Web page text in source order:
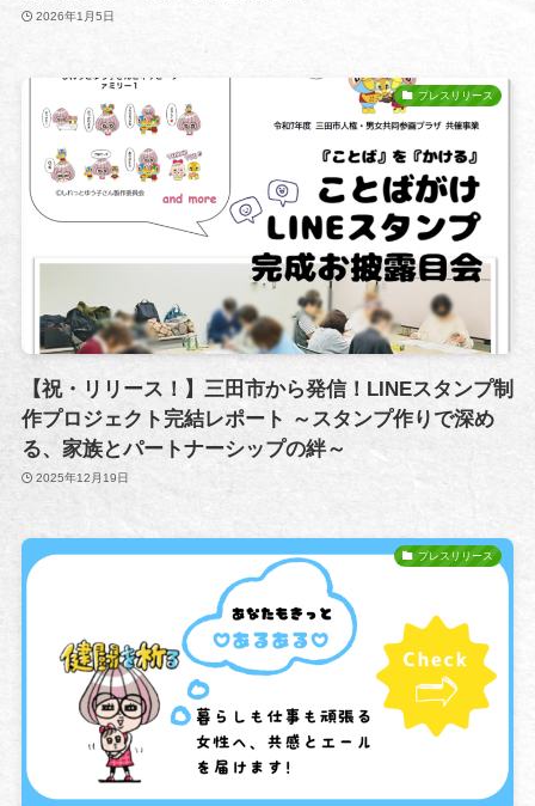
2026年1月5日
プレスリリース
【祝・リリース！】三田市から発信！LINEスタンプ制
作プロジェクト完結レポート ～スタンプ作りで深め
る、家族とパートナーシップの絆～
2025年12月19日
プレスリリース